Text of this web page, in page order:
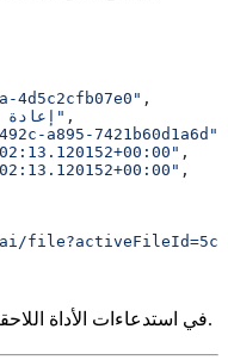
4d5c2cfb07e0" ,
"إعادة تصميم لوحة المعلومات" ,
a895-7421b60d1a6d"
,
,
في استدعاءات الأداة اللاحقة.